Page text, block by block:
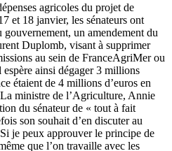
agricoles du projet de
et 18 janvier, les sénateurs ont
gouvernement, un amendement du
Duplomb, visant à supprimer
au sein de FranceAgriMer ou
ainsi dégager 3 millions
étaient de 4 millions d’euros en
ministre de l’Agriculture, Annie
du sénateur de « tout à fait
son souhait d’en discuter au
je peux approuver le principe de
que l’on travaille avec les